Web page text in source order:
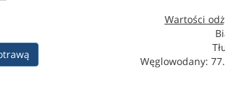
Wartości
Węglowodany: